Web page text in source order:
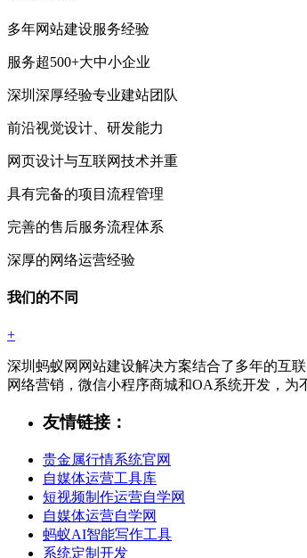
多年网站建设服务经验
服务超500+大中小企业
深圳深厚经验专业建站团队
前沿视觉设计、研发能力
网页设计与互联网技术并重
具有完备的项目流程管理
完善的售后服务流程体系
深厚的网络运营经验
我们的不同
+
深圳蚂蚁网网站建设解决方案结合了多年的互
网络营销，微信小程序商城和OA系统开发，为
友情链接：
贵金属行情系统官网
自媒体运营工具库
短视频制作运营自学网
自媒体运营自学网
蚂蚁AI智能写作工具
系统定制开发